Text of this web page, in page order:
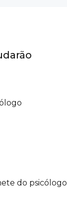
do psicólogo